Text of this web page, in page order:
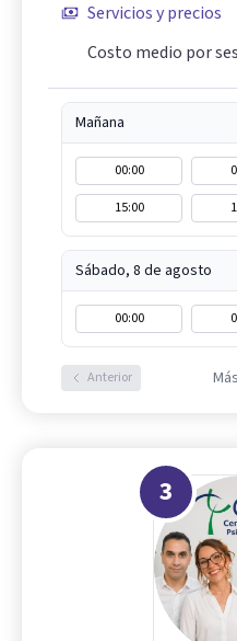
Servicios y precios
Costo medio por
Mañana
00:00
15:00
Sábado, 8 de agosto
00:00
Anterior
3